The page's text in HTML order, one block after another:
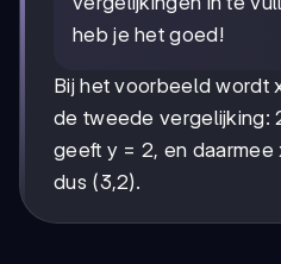
heb je het goed!
Bij het voorbeeld wordt
de tweede vergelijking:
geeft y = 2, en
dus (3,2).